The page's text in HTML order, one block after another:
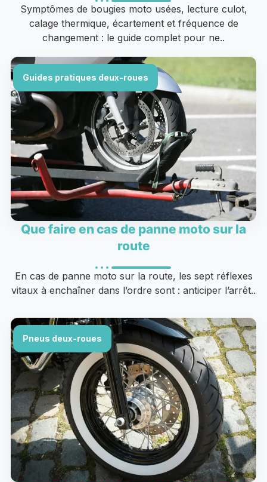
Symptômes de bougies moto usées, lecture culot,
calage thermique, écartement et fréquence de
changement : le guide complet pour ne..
Guides pratiques deux-roues
Que faire en cas de panne moto sur la
route
En cas de panne moto sur la route, les sept réflexes
vitaux à enchaîner dans l’ordre sont : anticiper l’arrêt..
Pneus deux-roues